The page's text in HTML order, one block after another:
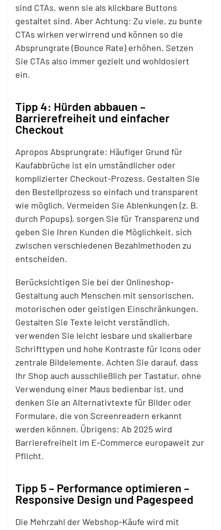
sind CTAs, wenn sie als klickbare Buttons
gestaltet sind. Aber Achtung: Zu viele, zu bunte
CTAs wirken verwirrend und können so die
Absprungrate (Bounce Rate) erhöhen. Setzen
Sie CTAs also immer gezielt und wohldosiert
ein.
Tipp 4: Hürden abbauen –
Barrierefreiheit und einfacher
Checkout
Apropos Absprungrate: Häufiger Grund für
Kaufabbrüche ist ein umständlicher oder
komplizierter Checkout-Prozess. Gestalten Sie
den Bestellprozess so einfach und transparent
wie möglich. Vermeiden Sie Ablenkungen (z. B.
durch Popups), sorgen Sie für Transparenz und
geben Sie Ihren Kunden die Möglichkeit, sich
zwischen verschiedenen Bezahlmethoden zu
entscheiden.
Berücksichtigen Sie bei der Onlineshop-
Gestaltung auch Menschen mit sensorischen,
motorischen oder geistigen Einschränkungen.
Gestalten Sie Texte leicht verständlich,
verwenden Sie leicht lesbare und skalierbare
Schrifttypen und hohe Kontraste für Icons oder
zentrale Bildelemente. Achten Sie darauf, dass
Ihr Shop auch ausschließlich per Tastatur, ohne
Verwendung einer Maus bedienbar ist, und
denken Sie an Alternativtexte für Bilder oder
Formulare, die von Screenreadern erkannt
werden können. Übrigens: Ab 2025 wird
Barrierefreiheit im E-Commerce europaweit zur
Pflicht.
Tipp 5 – Performance optimieren –
Responsive Design und Pagespeed
Die Mehrzahl der Webshop-Käufe wird mit